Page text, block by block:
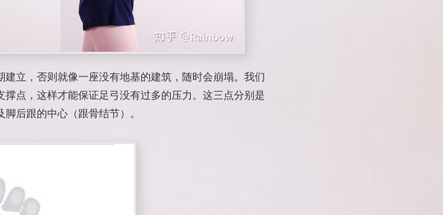
立，否则就像一座没有地基的建筑，随时会崩塌。我们
撑点，这样才能保证足弓没有过多的压力。这三点分别是
后跟的中心（跟骨结节）。